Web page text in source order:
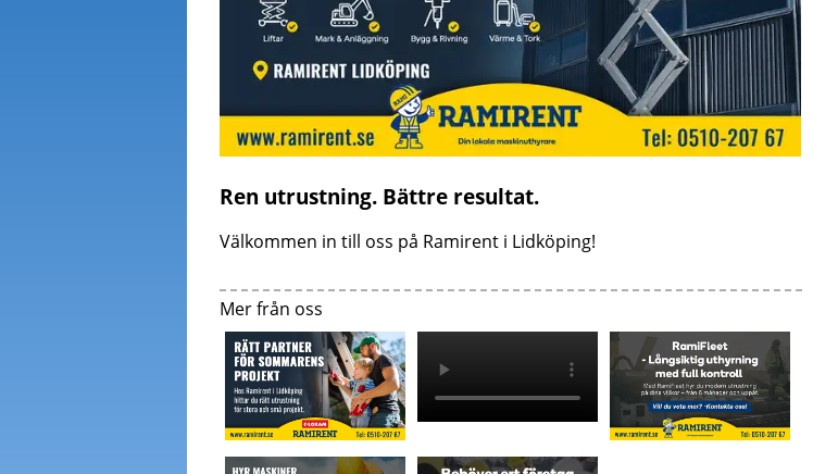
Ren utrustning. Bättre resultat.
Välkommen in till oss på Ramirent i Lidköping!
Mer från oss